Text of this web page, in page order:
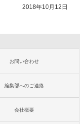
2018年10月12日
お問い合わせ
編集部へのご連絡
会社概要